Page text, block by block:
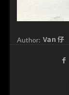
Author: Van 仔